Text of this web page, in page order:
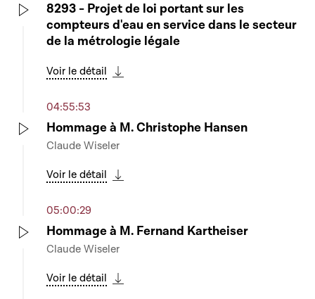
8293 - Projet de loi portant sur les
compteurs d'eau en service dans le secteur
de la métrologie légale
Voir le détail
04:55:53
Hommage à M. Christophe Hansen
Claude Wiseler
Voir le détail
05:00:29
Hommage à M. Fernand Kartheiser
Claude Wiseler
Voir le détail